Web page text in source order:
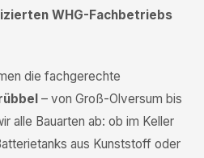
WHG-Fachbetriebs
die fachgerechte
– von Groß-Olversum bis
alle Bauarten ab: ob im Keller
aus Kunststoff oder